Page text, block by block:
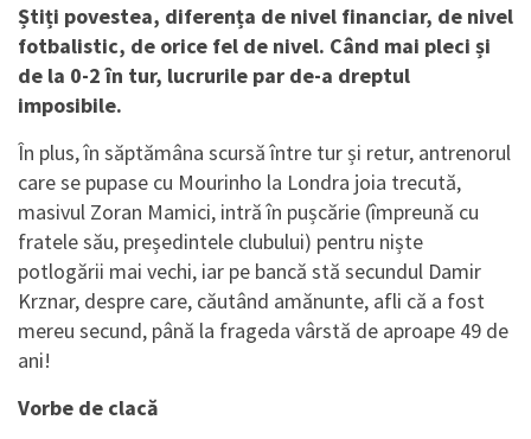
Știți povestea, diferența de nivel financiar, de nivel
fotbalistic, de orice fel de nivel. Când mai pleci și
de la 0-2 în tur, lucrurile par de-a dreptul
imposibile.
În plus, în săptămâna scursă între tur și retur, antrenorul
care se pupase cu Mourinho la Londra joia trecută,
masivul Zoran Mamici, intră în pușcărie (împreună cu
fratele său, președintele clubului) pentru niște
potlogării mai vechi, iar pe bancă stă secundul Damir
Krznar, despre care, căutând amănunte, afli că a fost
mereu secund, până la frageda vârstă de aproape 49 de
ani!
Vorbe de clacă